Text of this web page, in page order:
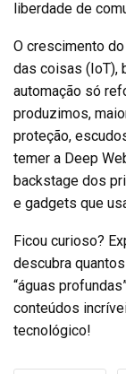
liberdade de
O crescimento
das coisas (IoT),
automação só
produzimos,
proteção,
temer a Deep
backstage dos
e gadgets que
Ficou curioso?
descubra
“águas
conteúdos
tecnológico!